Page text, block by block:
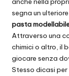
segna un
pasta
Attraverso una
chimici o altro, il
giocare senza
Stesso dicasi